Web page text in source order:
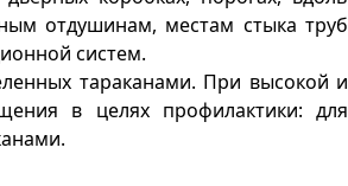
отдушинам, местам стыка труб
систем.
тараканами. При высокой и
в целях профилактики: для